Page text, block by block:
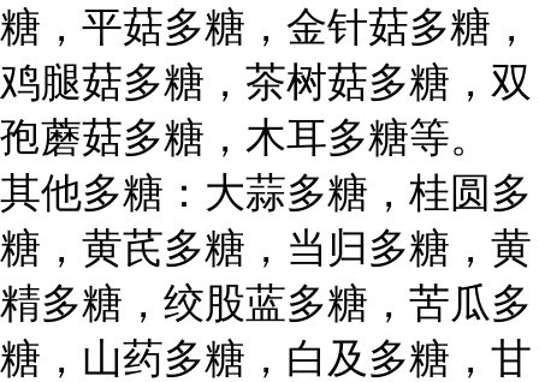
糖，平菇多糖，金针菇多糖，
鸡腿菇多糖，茶树菇多糖，双
孢蘑菇多糖，木耳多糖等。
其他多糖：大蒜多糖，桂圆多
糖，黄芪多糖，当归多糖，黄
精多糖，绞股蓝多糖，苦瓜多
糖，山药多糖，白及多糖，甘